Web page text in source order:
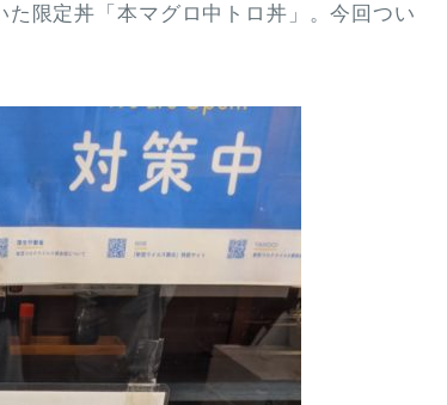
限定丼「本マグロ中トロ丼」。今回つい